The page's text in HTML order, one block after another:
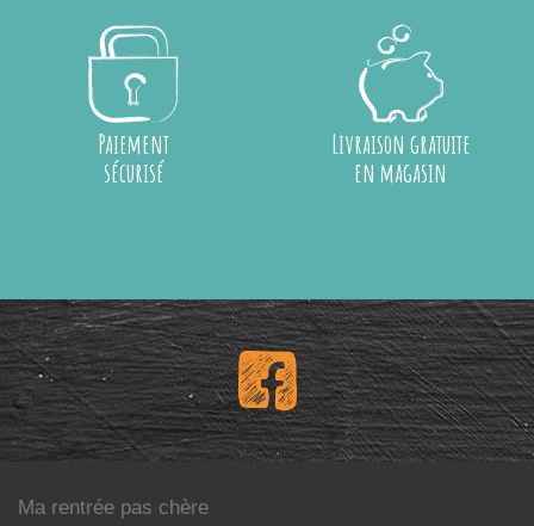
Paiement
sécurisé
Livraison gratuite
en magasin
Ma rentrée pas chère